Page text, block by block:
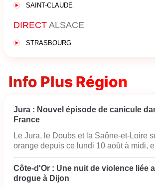
SAINT-CLAUDE
DIRECT ALSACE
STRASBOURG
Info Plus Région
Jura : Nouvel épisode de canicule
France
Le Jura, le Doubs et la Saône-et-Loire
orange depuis ce lundi 10 août à midi,
Côte-d'Or : Une nuit de violence liée
drogue à Dijon